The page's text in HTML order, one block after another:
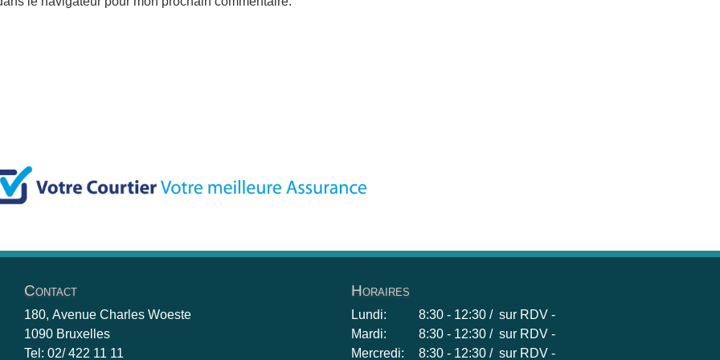
Contact
180, Avenue Charles Woeste
1090 Bruxelles
Tel: 02/ 422 11 11
Horaires
Lundi:
8:30 - 12:30 / sur RDV -
Mardi:
8:30 - 12:30 / sur RDV -
Mercredi:
8:30 - 12:30 / sur RDV -